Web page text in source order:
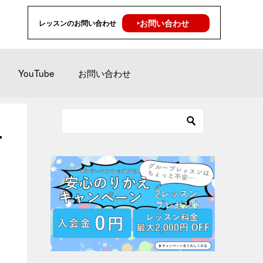
レッスンのお問い合わせ ‣お問い合わせ
YouTube お問い合わせ